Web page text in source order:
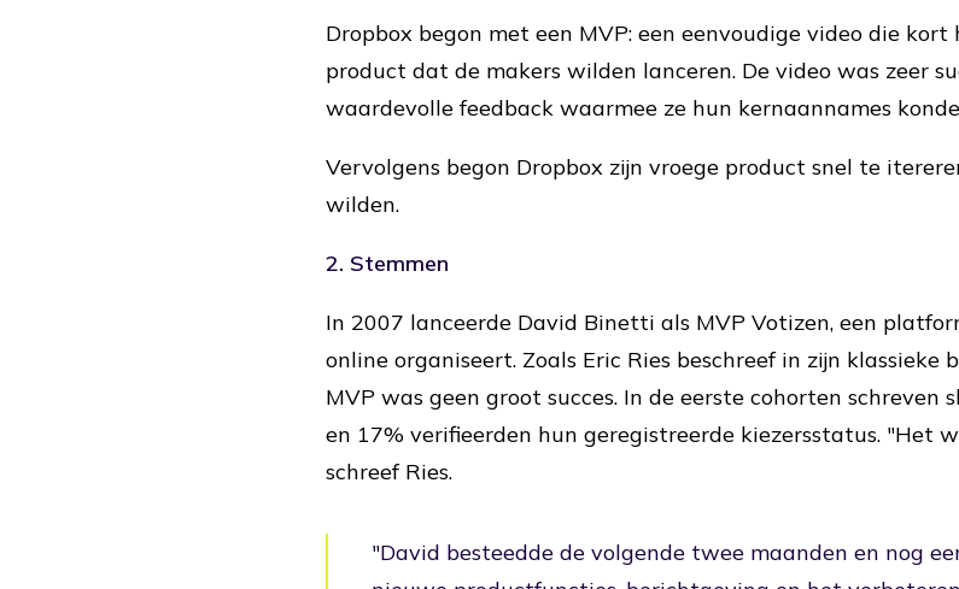
Dropbox begon met een MVP: een eenvoudige video die
product dat de makers wilden lanceren. De video was zeer
waardevolle feedback waarmee ze hun kernaannames
Vervolgens begon Dropbox zijn vroege product snel te
wilden.
2. Stemmen
In 2007 lanceerde David Binetti als MVP Votizen, een
online organiseert. Zoals Eric Ries beschreef in zijn klassieke
MVP was geen groot succes. In de eerste cohorten schreven
en 17% verifieerden hun geregistreerde kiezersstatus. "Het
schreef Ries.
"David besteedde de volgende twee maanden en nog